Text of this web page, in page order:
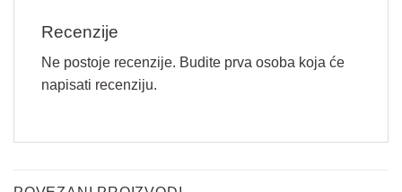
Recenzije
Ne postoje recenzije. Budite prva osoba koja će
napisati recenziju.